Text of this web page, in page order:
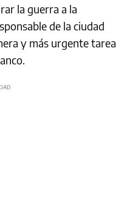
la guerra a la
de la ciudad
y más urgente tarea